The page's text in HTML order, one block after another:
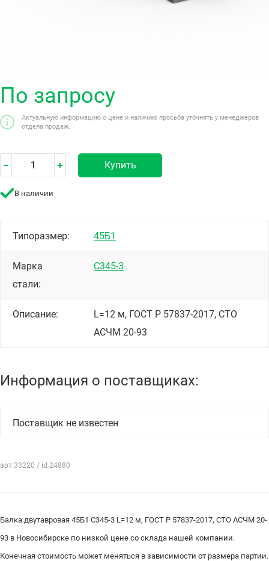
По запросу
Актуальную информацию о цене и наличию просьба уточнять у менеджеров
отдела продаж.
Купить
В наличии
Типоразмер: 45Б1
Марка
стали:
С345-3
Описание:
L=12 м, ГОСТ Р 57837-2017, СТО
АСЧМ 20-93
Информация о поставщиках:
Поставщик не известен
арт.33220 / id 24880
Балка двутавровая 45Б1 С345-3 L=12 м, ГОСТ Р 57837-2017, СТО АСЧМ 20-
93 в Новосибирске по низкой цене со склада нашей компании.
Конечная стоимость может меняться в зависимости от размера партии.